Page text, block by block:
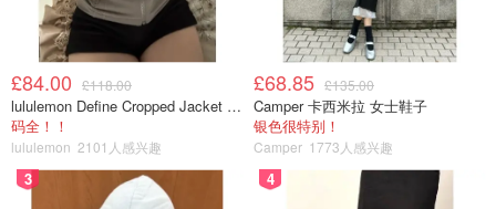
£84.00 £118.00
lululemon Define Cropped Jacket Nulu 短款夹克
码全！！
lululemon 2101人感兴趣
£68.85 £135.00
Camper 卡西米拉 女士鞋子
银色很特别！
Camper 1773人感兴趣
3 4